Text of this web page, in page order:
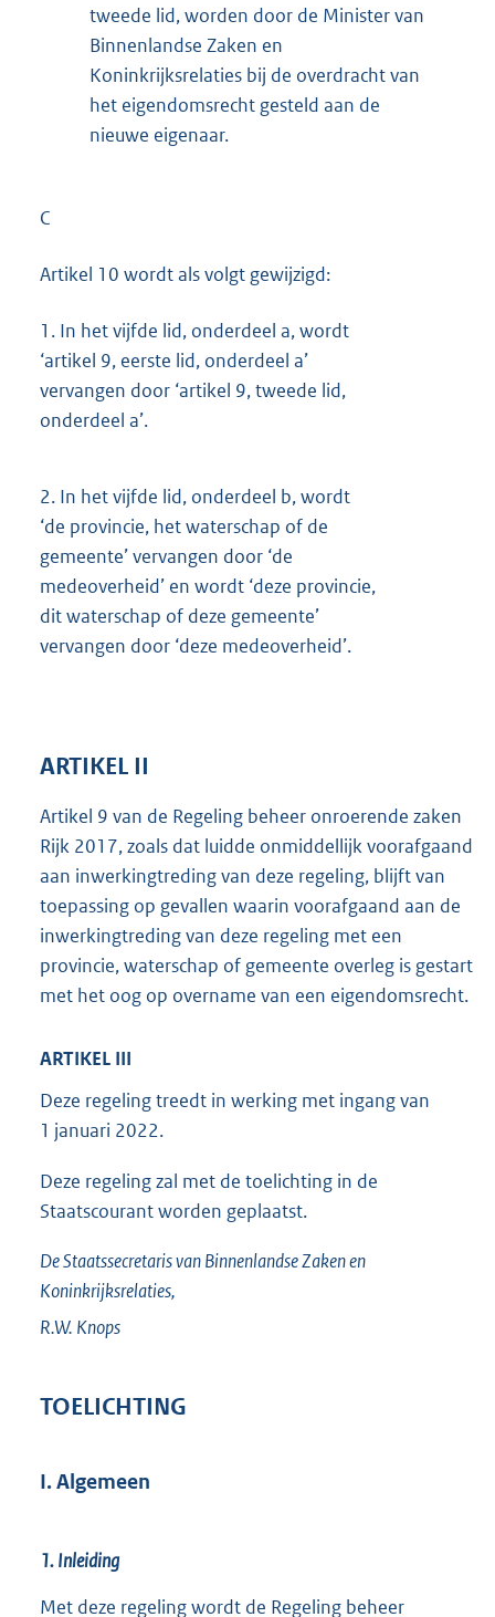
tweede lid, worden door de Minister van
Binnenlandse Zaken en
Koninkrijksrelaties bij de overdracht van
het eigendomsrecht gesteld aan de
nieuwe eigenaar.
C
Artikel 10 wordt als volgt gewijzigd:
1. In het vijfde lid, onderdeel a, wordt
‘artikel 9, eerste lid, onderdeel a’
vervangen door ‘artikel 9, tweede lid,
onderdeel a’.
2. In het vijfde lid, onderdeel b, wordt
‘de provincie, het waterschap of de
gemeente’ vervangen door ‘de
medeoverheid’ en wordt ‘deze provincie,
dit waterschap of deze gemeente’
vervangen door ‘deze medeoverheid’.
ARTIKEL II
Artikel 9 van de Regeling beheer onroerende zaken
Rijk 2017, zoals dat luidde onmiddellijk voorafgaand
aan inwerkingtreding van deze regeling, blijft van
toepassing op gevallen waarin voorafgaand aan de
inwerkingtreding van deze regeling met een
provincie, waterschap of gemeente overleg is gestart
met het oog op overname van een eigendomsrecht.
ARTIKEL III
Deze regeling treedt in werking met ingang van
1 januari 2022.
Deze regeling zal met de toelichting in de
Staatscourant worden geplaatst.
De Staatssecretaris van Binnenlandse Zaken en
Koninkrijksrelaties,
R.W. Knops
TOELICHTING
I. Algemeen
1. Inleiding
Met deze regeling wordt de Regeling beheer